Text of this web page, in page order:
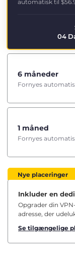
automatisk til
04
6 måneder
Fornyes
1 måned
Fornyes
Nye placeringer
Inkluder en
Opgrader din
adresse, der
Se tilgængelige